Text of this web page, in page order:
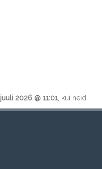
2026 @ 11:01 , kui neid